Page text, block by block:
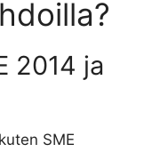
2014 ja
SME